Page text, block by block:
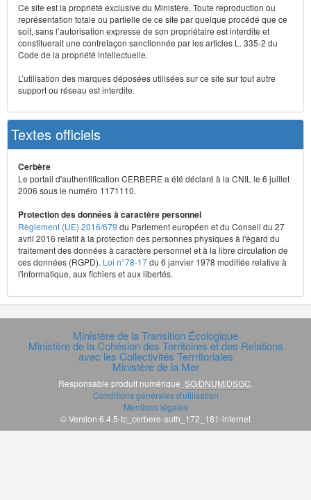
Ce site est la propriété exclusive du Ministère. Toute reproduction ou
représentation totale ou partielle de ce site par quelque procédé que ce
soit, sans l’autorisation expresse de son propriétaire est interdite et
constituerait une contrefaçon sanctionnée par les articles L. 335-2 du
Code de la propriété intellectuelle.
L’utilisation des marques déposées utilisées sur ce site sur tout autre
support ou réseau est interdite.
Textes officiels
Cerbère
Le portail d'authentification CERBERE a été déclaré à la CNIL le 6 juillet
2006 sous le numéro 1171110.
Protection des données à caractère personnel
Règlement (UE) 2016/679 du Parlement européen et du Conseil du 27
avril 2016 relatif à la protection des personnes physiques à l'égard du
traitement des données à caractère personnel et à la libre circulation de
ces données (RGPD). Loi n°78-17du 6 janvier 1978 modifiée relative à
l'informatique, aux fichiers et aux libertés.
Ministère de la Transition Écologique
Ministère de la Cohésion des Territoires et des Relations
avec les Collectivités Terrritoriales
Ministère de la Mer
Responsable produit numérique SG/DNUM/DSGC
Conditions générales d'utilisation
Mentions légales
© Version 6.4.5-tc_cerbere-auth_172_181-internet